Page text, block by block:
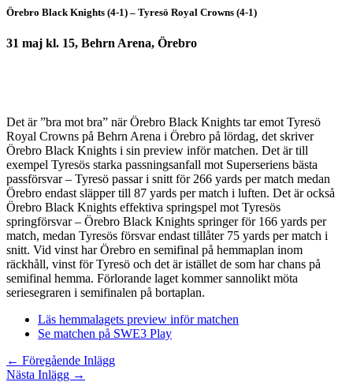
Örebro Black Knights (4-1) – Tyresö Royal Crowns (4-1)
31 maj kl. 15, Behrn Arena, Örebro
Det är ”bra mot bra” när Örebro Black Knights tar emot Tyresö
Royal Crowns på Behrn Arena i Örebro på lördag, det skriver
Örebro Black Knights i sin preview inför matchen. Det är till
exempel Tyresös starka passningsanfall mot Superseriens bästa
passförsvar – Tyresö passar i snitt för 266 yards per match medan
Örebro endast släpper till 87 yards per match i luften. Det är också
Örebro Black Knights effektiva springspel mot Tyresös
springförsvar – Örebro Black Knights springer för 166 yards per
match, medan Tyresös försvar endast tillåter 75 yards per match i
snitt. Vid vinst har Örebro en semifinal på hemmaplan inom
räckhåll, vinst för Tyresö och det är istället de som har chans på
semifinal hemma. Förlorande laget kommer sannolikt möta
seriesegraren i semifinalen på bortaplan.
Läs hemmalagets preview inför matchen
Se matchen på SWE3 Play
← Föregående Inlägg
Nästa Inlägg →